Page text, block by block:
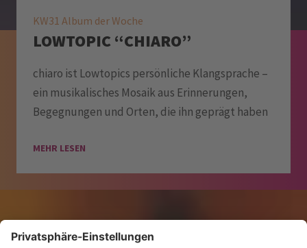
KW31 Album der Woche
LOWTOPIC “CHIARO”
chiaro ist Lowtopics persönliche Klangsprache –
ein musikalisches Mosaik aus Erinnerungen,
Begegnungen und Orten, die ihn geprägt haben
MEHR LESEN